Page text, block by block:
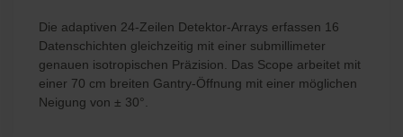
Die adaptiven 24-Zeilen Detektor-Arrays erfassen 16
Datenschichten gleichzeitig mit einer submillimeter
genauen isotropischen Präzision. Das Scope arbeitet mit
einer 70 cm breiten Gantry-Öffnung mit einer möglichen
Neigung von ± 30°.